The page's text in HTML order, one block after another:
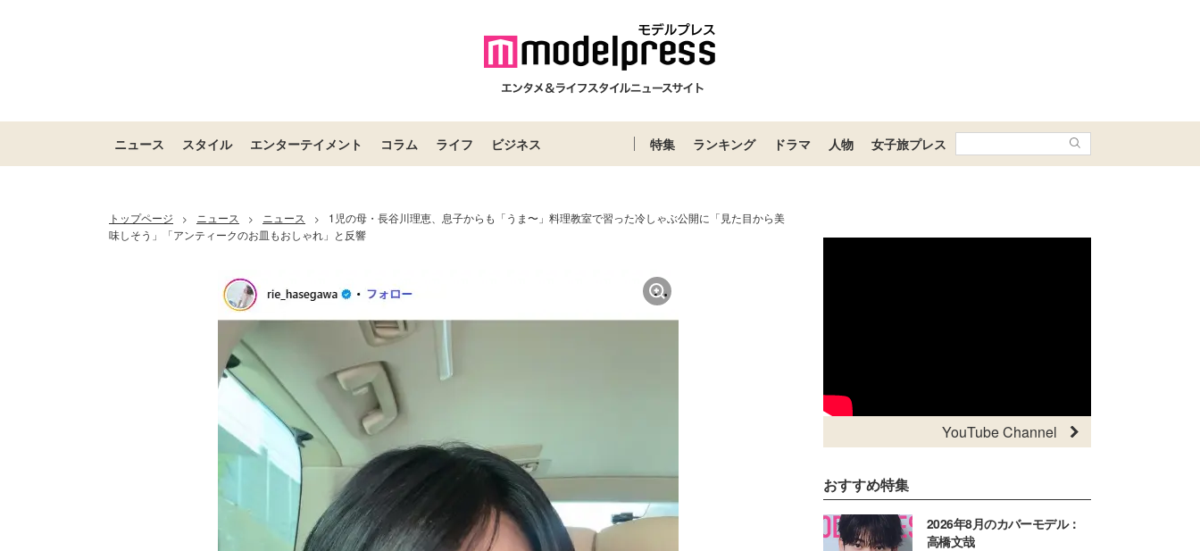
ニュース スタイル エンターテイメント コラム ライフ ビジネス 特集 ランキング ドラマ 人物 女子旅プレス
トップページ > ニュース > ニュース >
1児の母・長谷川理恵、息子からも「うま〜」料理教室で習った冷しゃぶ公開に「見た目から美
味しそう」「アンティークのお皿もおしゃれ」と反響
YouTube Channel
おすすめ特集
2026年8月のカバーモデル：
高橋文哉